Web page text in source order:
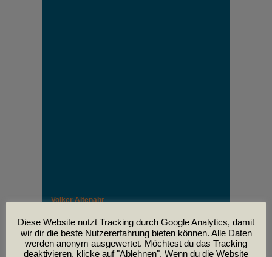
Volker Altenähr
leider am
30. April im Alter von 81 Jahren verstorben.
Diese Website nutzt Tracking durch Google Analytics, damit
wir dir die beste Nutzererfahrung bieten können. Alle Daten
werden anonym ausgewertet. Möchtest du das Tracking
deaktivieren, klicke auf "Ablehnen". Wenn du die Website